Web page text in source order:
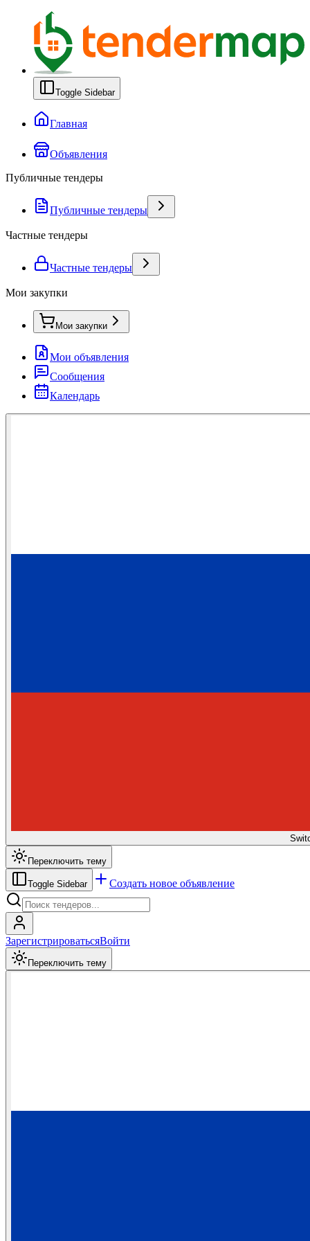
Toggle Sidebar
Главная
Объявления
Публичные тендеры
Публичные тендеры
Частные тендеры
Частные тендеры
Мои закупки
Мои закупки
Мои объявления
Сообщения
Календарь
Переключить тему
Toggle Sidebar Создать новое объявление
ЗарегистрироватьсяВойти
Переключить тему